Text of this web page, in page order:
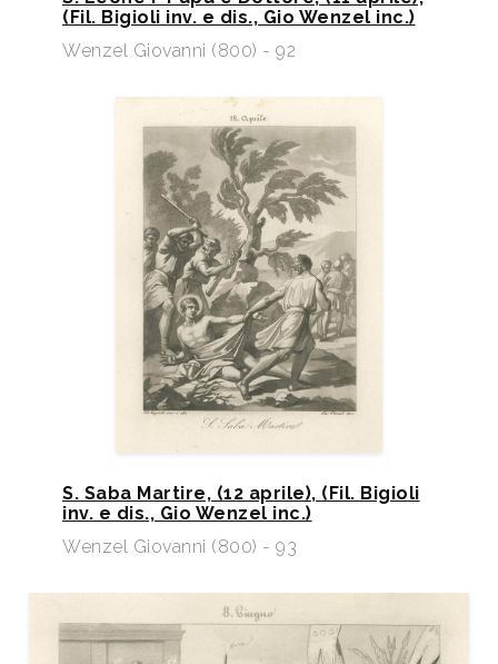
(Fil. Bigioli inv. e dis., Gio Wenzel inc.)​
Wenzel Giovanni (800) - 92
S. Saba Martire, (12 aprile), (Fil. Bigioli
inv. e dis., Gio Wenzel inc.)
Wenzel Giovanni (800) - 93